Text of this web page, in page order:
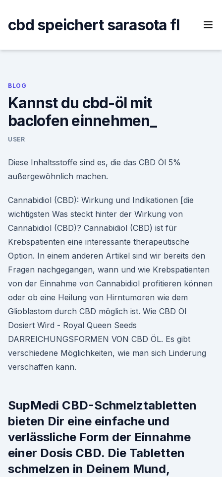
content
cbd speichert sarasota fl
BLOG
Kannst du cbd-öl mit
baclofen einnehmen_
USER
Diese Inhaltsstoffe sind es, die das CBD Öl 5%
außergewöhnlich machen.
Cannabidiol (CBD): Wirkung und Indikationen [die
wichtigsten Was steckt hinter der Wirkung von
Cannabidiol (CBD)? Cannabidiol (CBD) ist für
Krebspatienten eine interessante therapeutische
Option. In einem anderen Artikel sind wir bereits den
Fragen nachgegangen, wann und wie Krebspatienten
von der Einnahme von Cannabidiol profitieren können
oder ob eine Heilung von Hirntumoren wie dem
Glioblastom durch CBD möglich ist. Wie CBD Öl
Dosiert Wird - Royal Queen Seeds
DARREICHUNGSFORMEN VON CBD ÖL. Es gibt
verschiedene Möglichkeiten, wie man sich Linderung
verschaffen kann.
SupMedi CBD-Schmelztabletten
bieten Dir eine einfache und
verlässliche Form der Einnahme
einer Dosis CBD. Die Tabletten
schmelzen in Deinem Mund,